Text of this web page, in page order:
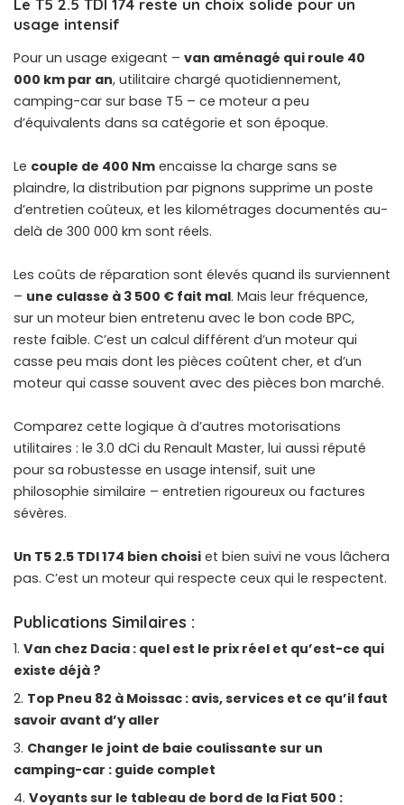
Le T5 2.5 TDI 174 reste un choix solide pour un
usage intensif
Pour un usage exigeant – van aménagé qui roule 40
000 km par an, utilitaire chargé quotidiennement,
camping-car sur base T5 – ce moteur a peu
d’équivalents dans sa catégorie et son époque.
Le couple de 400 Nm encaisse la charge sans se
plaindre, la distribution par pignons supprime un poste
d’entretien coûteux, et les kilométrages documentés au-
delà de 300 000 km sont réels.
Les coûts de réparation sont élevés quand ils surviennent
– une culasse à 3 500 € fait mal. Mais leur fréquence,
sur un moteur bien entretenu avec le bon code BPC,
reste faible. C’est un calcul différent d’un moteur qui
casse peu mais dont les pièces coûtent cher, et d’un
moteur qui casse souvent avec des pièces bon marché.
Comparez cette logique à d’autres motorisations
utilitaires : le 3.0 dCi du Renault Master, lui aussi réputé
pour sa robustesse en usage intensif, suit une
philosophie similaire – entretien rigoureux ou factures
sévères.
Un T5 2.5 TDI 174 bien choisi et bien suivi ne vous lâchera
pas. C’est un moteur qui respecte ceux qui le respectent.
Publications Similaires :
Van chez Dacia : quel est le prix réel et qu’est-ce qui
existe déjà ?
Top Pneu 82 à Moissac : avis, services et ce qu’il faut
savoir avant d’y aller
Changer le joint de baie coulissante sur un
camping-car : guide complet
Voyants sur le tableau de bord de la Fiat 500 :